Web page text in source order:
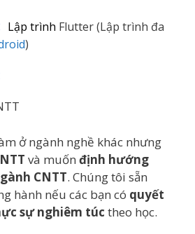
Lập trình Flutter (Lập trình đa
)
ở ngành nghề khác nhưng
và muốn định hướng
CNTT. Chúng tôi sẵn
hành nếu các bạn có quyết
sự nghiêm túc theo học.